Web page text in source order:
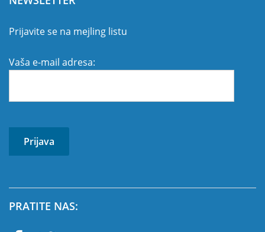
Prijavite se na mejling listu
Vaša e-mail adresa:
PRATITE NAS: